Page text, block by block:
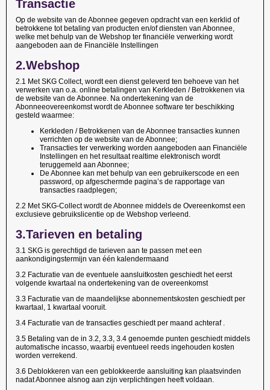
Transactie
Op de website van de Abonnee gegeven opdracht van een kerklid of
betrokkene tot betaling van producten en/of diensten van Abonnee,
welke met behulp van de Webshop ter financiële verwerking wordt
aangeboden aan de Financiële Instellingen
2.Webshop
2.1 Met SKG Collect, wordt een dienst geleverd ten behoeve van het
verwerken van o.a. online betalingen van Kerkleden / Betrokkenen via
de website van de Abonnee. Na ondertekening van de
Abonneeovereenkomst wordt de Abonnee software ter beschikking
gesteld waarmee:
Kerkleden / Betrokkenen van de Abonnee transacties kunnen
verrichten op de website van de Abonnee;
Transacties ter verwerking worden aangeboden aan Financiële
Instellingen en het resultaat realtime elektronisch wordt
teruggemeld aan Abonnee;
De Abonnee kan met behulp van een gebruikerscode en een
password, op afgeschermde pagina’s de rapportage van
transacties raadplegen;
2.2 Met SKG-Collect wordt de Abonnee middels de Overeenkomst een
exclusieve gebruikslicentie op de Webshop verleend.
3.Tarieven en betaling
3.1 SKG is gerechtigd de tarieven aan te passen met een
aankondigingstermijn van één kalendermaand
3.2 Facturatie van de eventuele aansluitkosten geschiedt het eerst
volgende kwartaal na ondertekening van de overeenkomst
3.3 Facturatie van de maandelijkse abonnementskosten geschiedt per
kwartaal, 1 kwartaal vooruit.
3.4 Facturatie van de transacties geschiedt per maand achteraf .
3.5 Betaling van de in 3.2, 3.3, 3.4 genoemde punten geschiedt middels
automatische incasso, waarbij eventueel reeds ingehouden kosten
worden verrekend.
3.6 Deblokkeren van een geblokkeerde aansluiting kan plaatsvinden
nadat Abonnee alsnog aan zijn verplichtingen heeft voldaan.